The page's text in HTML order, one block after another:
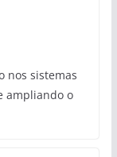
nos sistemas
ampliando o